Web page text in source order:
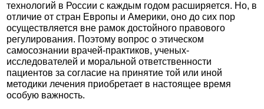
технологий в России с каждым годом расширяется. Но, в
отличие от стран Европы и Америки, оно до сих пор
осуществляется вне рамок достойного правового
регулирования. Поэтому вопрос о этическом
самосознании врачей-практиков, ученых-
исследователей и моральной ответственности
пациентов за согласие на принятие той или иной
методики лечения приобретает в настоящее время
особую важность.